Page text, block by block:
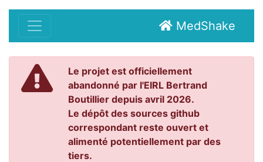
MedShake
Le projet est officiellement
abandonné par l'EIRL Bertrand
Boutillier depuis avril 2026.
Le dépôt des sources github
correspondant reste ouvert et
alimenté potentiellement par des
tiers.